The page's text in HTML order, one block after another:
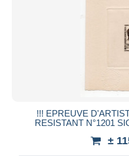
!!! EPREUVE
RESISTANT N°1201
±